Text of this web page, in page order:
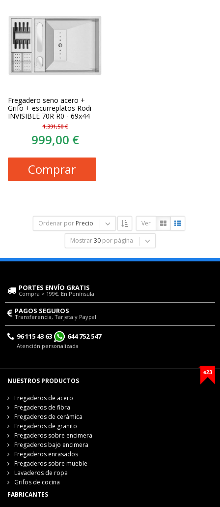
Fregadero seno acero +
Grifo + escurreplatos Rodi
INVISIBLE 70R R0 - 69x44
1.391,50 €
999,00 €
Comprar
Ordenar por Precio Ver
Mostrar 30 por página
PORTES ENVÍO GRATIS
Compra > 199€. En Península
PAGOS SEGUROS
Transferencia, Tarjeta y Paypal
96 115 43 63 644 752 547
Atención personalizada
e23
NUESTROS PRODUCTOS
Fregaderos de acero
Fregaderos de fibra
Fregaderos de cerámica
Fregaderos de granito
Fregaderos sobre encimera
Fregaderos bajo encimera
Fregaderos enrasados
Fregaderos sobre mueble
Lavaderos de ropa
Grifos de cocina
FABRICANTES